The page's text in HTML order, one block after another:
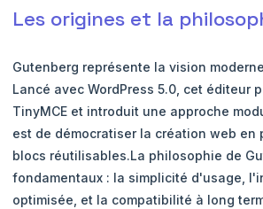
Les origines et la
Gutenberg représente la vision
Lancé avec WordPress 5.0, cet éditeur
TinyMCE et introduit une approche
est de démocratiser la création web
blocs réutilisables.La philosophie de
fondamentaux : la simplicité d'usage,
optimisée, et la compatibilité à long